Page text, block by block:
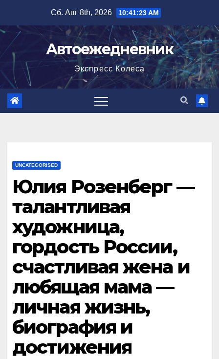
содержимому
Сб. Авг 8th, 2026 10:41:24 AM
Автоежедневник
Экспресс Колеса
UNCATEGORISED
Юлия Розенберг —
талантливая
художница,
гордость России,
счастливая жена и
любящая мама —
личная жизнь,
биография и
достижения